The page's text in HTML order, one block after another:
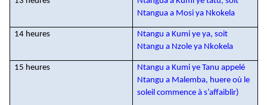
Ntangua a Mosi ya Nkokela
14 heures
Ntangu a Kumi ye ya, soit
Ntangu a Nzole ya Nkokela
15 heures
Ntangu a Kumi ye Tanu appelé
Ntangu a Malemba, huere où le
soleil commence à s’affaiblir)